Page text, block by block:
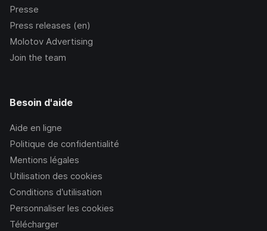
Presse
Press releases (en)
Molotov Advertising
Join the team
Besoin d'aide
Aide en ligne
Politique de confidentialité
Mentions légales
Utilisation des cookies
Conditions d’utilisation
Personnaliser les cookies
Télécharger